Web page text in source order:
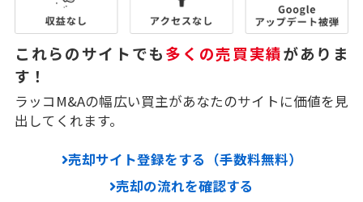
これらのサイトでも多くの売買実績がありま
す！
ラッコM&Aの幅広い買主があなたのサイトに価値を見
出してくれます。
売却サイト登録をする（手数料無料）
売却の流れを確認する